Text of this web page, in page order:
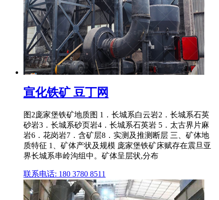
宣化铁矿 豆丁网
图2庞家堡铁矿地质图 1．长城系白云岩2．长城系石英
砂岩3．长城系砂页岩4．长城系石英岩 5．太古界片麻
岩6．花岗岩7．含矿层8．实测及推测断层 三、矿体地
质特征 1、矿体产状及规模 庞家堡铁矿床赋存在震旦亚
界长城系串岭沟组中。矿体呈层状,分布
联系电话: 180 3780 8511